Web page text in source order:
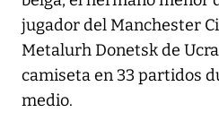
jugador del Manchester
Metalurh Donetsk de
camiseta en 33 partidos
medio.